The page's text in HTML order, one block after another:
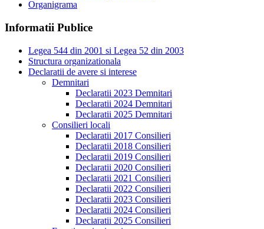
Organigrama
Informatii Publice
Legea 544 din 2001 si Legea 52 din 2003
Structura organizationala
Declaratii de avere si interese
Demnitari
Declaratii 2023 Demnitari
Declaratii 2024 Demnitari
Declaratii 2025 Demnitari
Consilieri locali
Declaratii 2017 Consilieri
Declaratii 2018 Consilieri
Declaratii 2019 Consilieri
Declaratii 2020 Consilieri
Declaratii 2021 Consilieri
Declaratii 2022 Consilieri
Declaratii 2023 Consilieri
Declaratii 2024 Consilieri
Declaratii 2025 Consilieri